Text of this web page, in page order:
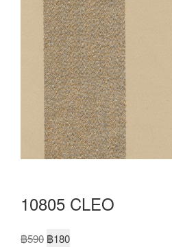
10805 CLEO
฿590 ฿180